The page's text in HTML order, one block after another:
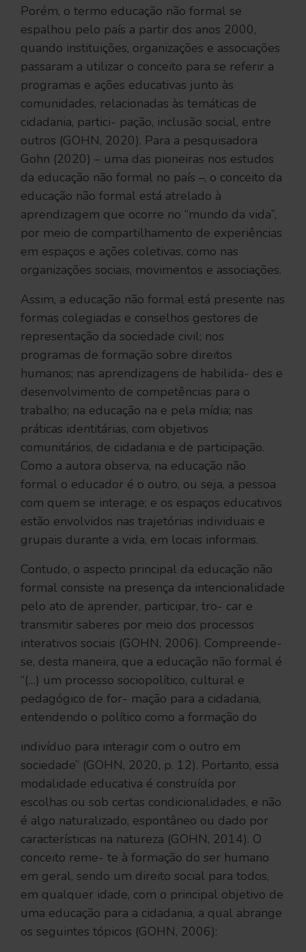
Porém, o termo educação não formal se
espalhou pelo país a partir dos anos 2000,
quando instituições, organizações e associações
passaram a utilizar o conceito para se referir a
programas e ações educativas junto às
comunidades, relacionadas às temáticas de
cidadania, partici- pação, inclusão social, entre
outros (GOHN, 2020). Para a pesquisadora
Gohn (2020) – uma das pioneiras nos estudos
da educação não formal no país –, o conceito da
educação não formal está atrelado à
aprendizagem que ocorre no “mundo da vida”,
por meio de compartilhamento de experiências
em espaços e ações coletivas, como nas
organizações sociais, movimentos e associações.
Assim, a educação não formal está presente nas
formas colegiadas e conselhos gestores de
representação da sociedade civil; nos
programas de formação sobre direitos
humanos; nas aprendizagens de habilida- des e
desenvolvimento de competências para o
trabalho; na educação na e pela mídia; nas
práticas identitárias, com objetivos
comunitários, de cidadania e de participação.
Como a autora observa, na educação não
formal o educador é o outro, ou seja, a pessoa
com quem se interage; e os espaços educativos
estão envolvidos nas trajetórias individuais e
grupais durante a vida, em locais informais.
Contudo, o aspecto principal da educação não
formal consiste na presença da intencionalidade
pelo ato de aprender, participar, tro- car e
transmitir saberes por meio dos processos
interativos sociais (GOHN, 2006). Compreende-
se, desta maneira, que a educação não formal é
“(…) um processo sociopolítico, cultural e
pedagógico de for- mação para a cidadania,
entendendo o político como a formação do
indivíduo para interagir com o outro em
sociedade” (GOHN, 2020, p. 12). Portanto, essa
modalidade educativa é construída por
escolhas ou sob certas condicionalidades, e não
é algo naturalizado, espontâneo ou dado por
características na natureza (GOHN, 2014). O
conceito reme- te à formação do ser humano
em geral, sendo um direito social para todos,
em qualquer idade, com o principal objetivo de
uma educação para a cidadania, a qual abrange
os seguintes tópicos (GOHN, 2006):